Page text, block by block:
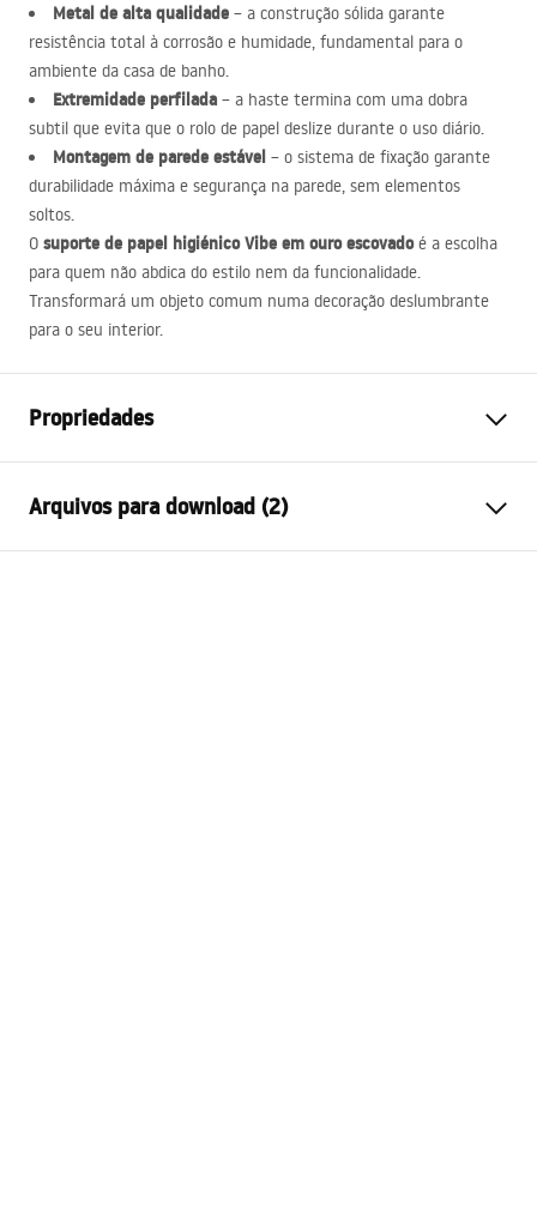
Metal de alta qualidade – a construção sólida garante
resistência total à corrosão e humidade, fundamental para o
ambiente da casa de banho.
Extremidade perfilada – a haste termina com uma dobra
subtil que evita que o rolo de papel deslize durante o uso diário.
Montagem de parede estável – o sistema de fixação garante
durabilidade máxima e segurança na parede, sem elementos
soltos.
O suporte de papel higiénico Vibe em ouro escovadoé a escolha
para quem não abdica do estilo nem da funcionalidade.
Transformará um objeto comum numa decoração deslumbrante
para o seu interior.
Propriedades
Materiais
Metal
Método de instalação
Parafusado
Arquivos para download (2)